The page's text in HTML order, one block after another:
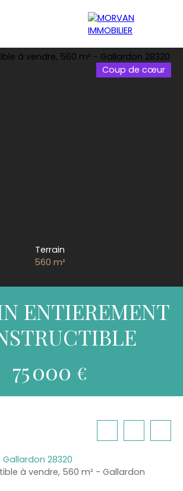
Coup de cœur
Terrain
560 m²
ENTIEREMENT
75 000 €
Gallardon 28320
à vendre, 560 m² - Gallardon